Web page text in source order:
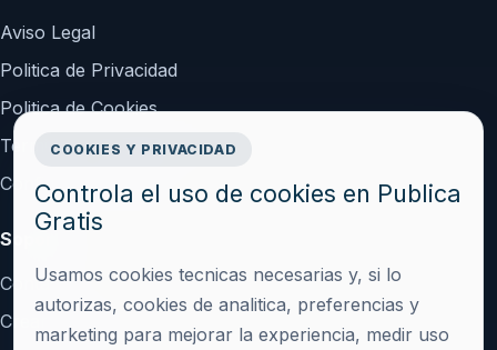
Aviso Legal
Politica de Privacidad
Politica de Cookies
Terminos y Condiciones
Configurar cookies
Soporte
Contacto
Crear cuenta
COOKIES Y PRIVACIDAD
Controla el uso de cookies en Publica
Gratis
Usamos cookies tecnicas necesarias y, si lo
autorizas, cookies de analitica, preferencias y
marketing para mejorar la experiencia, medir uso